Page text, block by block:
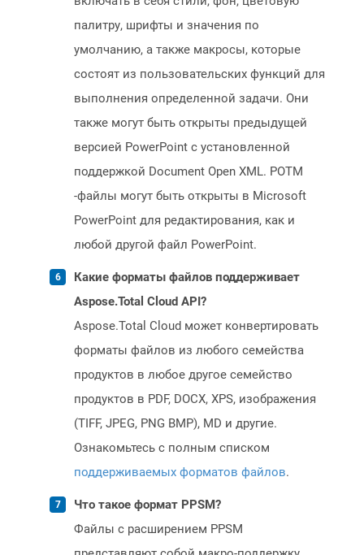
палитру, шрифты и значения по
умолчанию, а также макросы, которые
состоят из пользовательских функций для
выполнения определенной задачи. Они
также могут быть открыты предыдущей
версией PowerPoint с установленной
поддержкой Document Open XML. POTM
-файлы могут быть открыты в Microsoft
PowerPoint для редактирования, как и
любой другой файл PowerPoint.
Какие форматы файлов поддерживает
Aspose.Total Cloud API?
Aspose.Total Cloud может конвертировать
форматы файлов из любого семейства
продуктов в любое другое семейство
продуктов в PDF, DOCX, XPS, изображения
(TIFF, JPEG, PNG BMP), MD и другие.
Ознакомьтесь с полным списком
поддерживаемых форматов файлов.
Что такое формат PPSM?
Файлы с расширением PPSM